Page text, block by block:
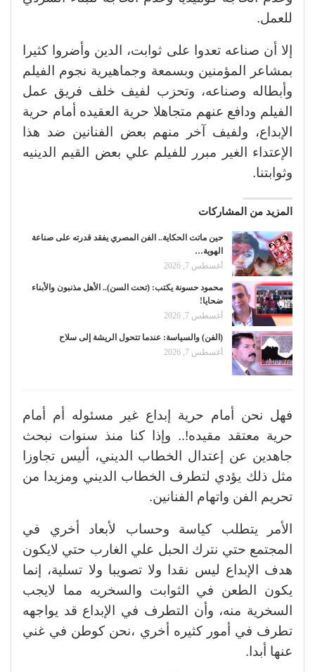
للعمل.
إلا أن صناعه تعدوا على ثوابت، الدين وأضروا كثيرا
بمشاعر المؤمنين وبسمعة وجماهيرية نجوم الفيلم
وأبطاله وصناعه، وتحزب لفيف خلف فريق عمل
الفيلم ودافع عنهم متجاهلا حرية العقيده أمام حرية
الإبداع، ولفيف آخر منهم بعض الفنانين ضد هذا
الإعتداء الغير مبرر للفيلم علي بعض القيم الدينيه
وثوابتنا.
المزيد من المشاركات
حين ماتت الحكاية.. الفن المصري يفقد قدرته على صناعة
الهوية…
أغسطس 7, 2026
محمود حسونة يكتب: (تحت السن).. الأهل مذنبون والأبناء
ضحايا!
أغسطس 7, 2026
(الفن) والسياسة: عندما تتحول الريشة إلى سلاح
أغسطس 7, 2026
فهل نحن أمام حرية إبداع غير مسئوله أم أمام
حرية معتقد مقيده!.. وإذا كنا منذ سنوات نبحث
جاهدين عن إعتدال الخطاب الديني، أليس تجاوزا
مثل ذلك يؤدي لتطرف الخطاب الديني ومزيدا من
تحريم الفن واتهام الفنانين.
الأمر يتطلب كياسة وحساب لأبعاد أخري في
المجتمع حتي نترك الحبل علي الغارب حتي لايكون
هدف الإبداع ليس نقدا ولا تصويبا ولا تسلية، إنما
يكون الطعن في الثوابت والسخريه مما لايجب
السخرية منه، وأن التطرف في الإبداع قد يواجهه
تطرف في أمور كثيره أخري ،نحن كوطن في غني
عنها أبدا.